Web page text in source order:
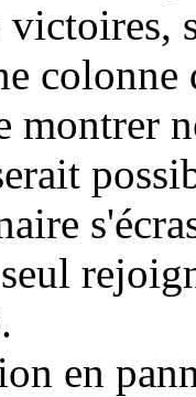
victoires,
montrer
en